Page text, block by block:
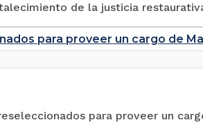
de la justicia
para proveer un cargo de
para proveer un